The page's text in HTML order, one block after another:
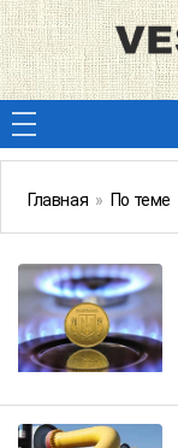
Главная » По теме